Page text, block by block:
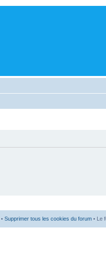
• Supprimer tous les cookies du forum • Le